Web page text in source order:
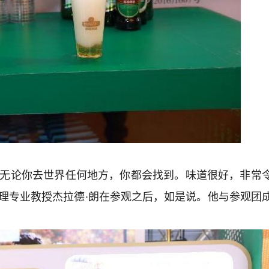
论你去世界任何地方，你都会找到。味道很好，非常
业教授杰拉德·朗在参观之后，如是说。他与参观团